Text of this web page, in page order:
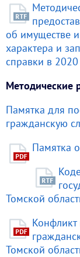
об имуществе
характера и
справки в
Методические
Памятка для
гражданскую
Памятка
Томской
Конфликт
Томской